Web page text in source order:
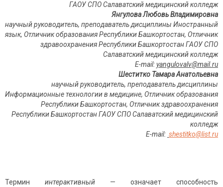
ГАОУ СПО Салаватский медицинский колледж
Янгулова Любовь Владимировна
научный руководитель, преподаватель дисциплины Иностранный
язык, Отличник образования Республики Башкортостан, Отличник
здравоохранения Республики БашкортостанГАОУ СПО
Салаватский медицинский колледж
E-mail:yangulovalv@mail.ru
Шеститко Тамара Анатольевна
научный руководитель, преподаватель дисциплины
Информационные технологии в медицине, Отличник образования
Республики Башкортостан, Отличник здравоохранения
Республики БашкортостанГАОУ СПО Салаватский медицинский
колледж
E-mail: shestitko@list.ru
Термин интерактивный — означает способность